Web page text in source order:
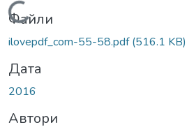
Вантажиться...
Файли
ilovepdf_com-55-58.pdf(516.1 KB)
Дата
2016
Автори